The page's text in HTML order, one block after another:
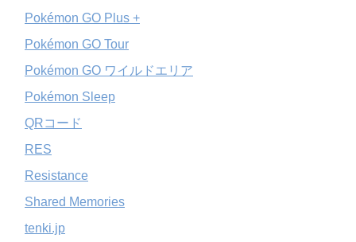
Pokémon GO Plus +
Pokémon GO Tour
Pokémon GO ワイルドエリア
Pokémon Sleep
QRコード
RES
Resistance
Shared Memories
tenki.jp